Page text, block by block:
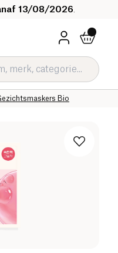
13/08/2026
Bio
Bio